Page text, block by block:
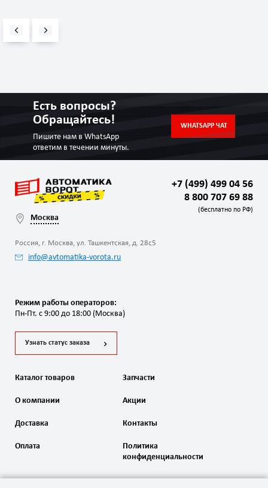
Есть вопросы?
Обращайтесь!
Пишите нам в WhatsApp
ответим в течении минуты.
WHATSAPP ЧАТ
Москва
Россия, г. Москва, ул. Ташкентская, д. 28с5
info@avtomatika-vorota.ru
+7 (499) 499 04 56
8 800 707 69 88
(бесплатно по РФ)
Режим работы операторов:
Пн-Пт. с 9:00 до 18:00 (Москва)
Узнать статус заказа
Каталог товаров Запчасти
О компании
Доставка
Оплата
Акции
Контакты
Политика
конфиденциальности